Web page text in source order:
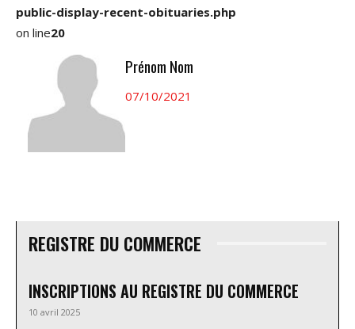
public-display-recent-obituaries.php
on line20
Prénom Nom
07/10/2021
REGISTRE DU COMMERCE
INSCRIPTIONS AU REGISTRE DU COMMERCE
10 avril 2025